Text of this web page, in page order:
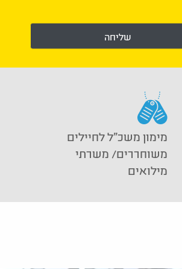
שליחה
מימון משכ"ל לחיילים
משוחררים/ משרתי
מילואים